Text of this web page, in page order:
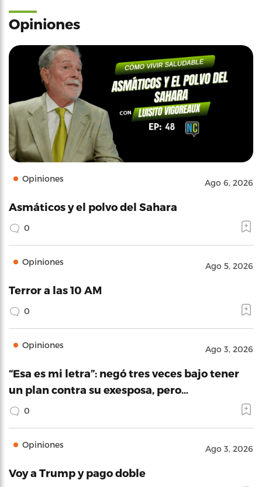
Opiniones
Opiniones Ago 6, 2026
Asmáticos y el polvo del Sahara
0
Opiniones Ago 5, 2026
Terror a las 10 AM
0
Opiniones Ago 3, 2026
“Esa es mi letra”: negó tres veces bajo tener
un plan contra su exesposa, pero…
0
Opiniones Ago 3, 2026
Voy a Trump y pago doble